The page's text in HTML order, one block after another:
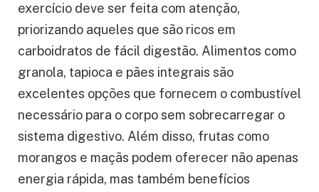
exercício deve ser feita com atenção,
priorizando aqueles que são ricos em
carboidratos de fácil digestão. Alimentos como
granola, tapioca e pães integrais são
excelentes opções que fornecem o combustível
necessário para o corpo sem sobrecarregar o
sistema digestivo. Além disso, frutas como
morangos e maçãs podem oferecer não apenas
energia rápida, mas também benefícios